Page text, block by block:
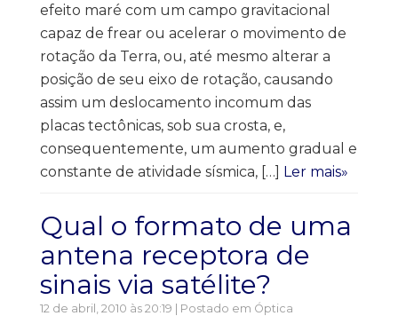
efeito maré com um campo gravitacional
capaz de frear ou acelerar o movimento de
rotação da Terra, ou, até mesmo alterar a
posição de seu eixo de rotação, causando
assim um deslocamento incomum das
placas tectônicas, sob sua crosta, e,
consequentemente, um aumento gradual e
constante de atividade sísmica, […] Ler mais»
Qual o formato de uma
antena receptora de
sinais via satélite?
12 de abril, 2010 às 20:19 | Postado em Óptica